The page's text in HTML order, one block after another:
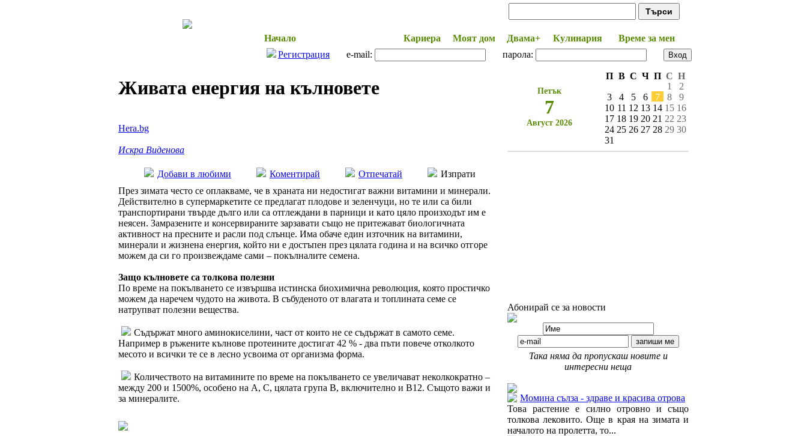
Начало Кариера Моят дом Двама+ Кулинария
Време за мен
Регистрация
e-mail: парола:
Живата енергия на кълновете
Hera.bg
Искра Виденова
Добави в любими Коментирай Отпечатай
Изпрати
През зимата често се оплакваме, че в храната ни недостигат важни витамини и минерали.
Действително в супермаркетите се предлагат плодове и зеленчуци, но те или са били
транспортирани твърде дълго или са отглеждани в парници и като цяло произходът им е
неясен. Замразените и консервираните зарзавати също не притежават биологичнатa
активност на пресните и расли под слънце. Има обаче един източник на витамини,
минерали и жизнена енергия, който ни е достъпен през цялата година и на всичко отгоре
можем да си го произвеждаме сами – покълналите семена.
Защо кълновете са толкова полезни
По време на покълването се извършва истинска биохимична революция, която простичко
можем да наречем чудото на живота. В събуденото от влагата и топлината семе се
натрупват полезни вещества.
Съдържат много аминокиселини, част от които не се съдържат в самото семе.
Например в ръжените кълнове протеините достигат 42 % - два пъти повече отколкото
месото и всички те се в лесно усвоима от организма форма.
Количеството на витамините по време на покълването се увеличават неколкократно –
между 200 и 1500%, особено на А, С, цялата група В, включително и В12. Същото важи и
за минералите.
Петък
7
Август 2026
П В С Ч П С Н
1
2
3
4 5 6 7 8
9
10 11 12 13 14 15 16
17 18 19 20 21 22 23
24 25 26 27 28 29 30
31
Абонирай се за новости
Така няма да пропускаш новите и
интересни неща
Момина сълза - здраве и красива отрова
Това растение е силно отровно и също
толкова лековито. Още в края на зимата и
началото на пролетта, то...